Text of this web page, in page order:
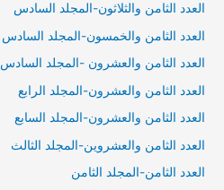
العدد الثامن والثلاثون-المجلد السادس
العدد الثامن والخمسون-المجلد السادس
العدد الثامن والعشرون -المجلد السادس
العدد الثامن والعشرون-المجلد الرابع
العدد الثامن والعشرون-المجلد السابع
العدد الثامن والعشروين-المجلد الثالث
العدد الثامن-المجلد الثامن